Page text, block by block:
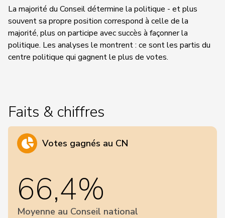
La majorité du Conseil détermine la politique - et plus
souvent sa propre position correspond à celle de la
majorité, plus on participe avec succès à façonner la
politique. Les analyses le montrent : ce sont les partis du
centre politique qui gagnent le plus de votes.
Faits & chiffres
Votes gagnés au CN
66,4%
Moyenne au Conseil national